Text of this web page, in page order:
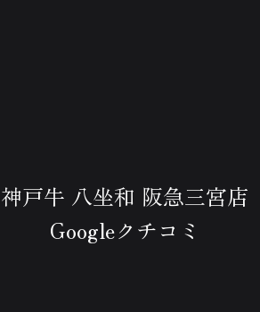
神戸牛 八坐和 阪急三宮店
Googleクチコミ